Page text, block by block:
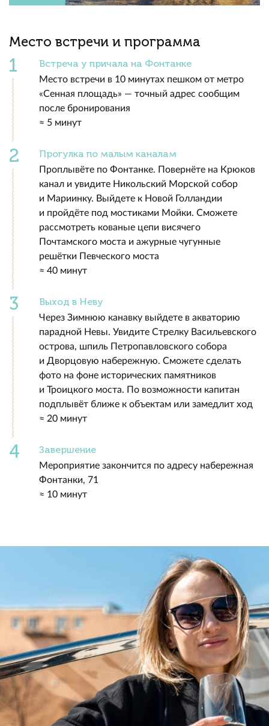
Место встречи и программа
Встреча у причала на Фонтанке
Место встречи в 10 минутах пешком от метро
«Сенная площадь» — точный адрес сообщим
после бронирования
≈ 5 минут
Прогулка по малым каналам
Проплывёте по Фонтанке. Повернёте на Крюков
канал и увидите Никольский Морской собор
и Мариинку. Выйдете к Новой Голландии
и пройдёте под мостиками Мойки. Сможете
рассмотреть кованые цепи висячего
Почтамского моста и ажурные чугунные
решётки Певческого моста
≈ 40 минут
Выход в Неву
Через Зимнюю канавку выйдете в акваторию
парадной Невы. Увидите Стрелку Васильевского
острова, шпиль Петропавловского собора
и Дворцовую набережную. Сможете сделать
фото на фоне исторических памятников
и Троицкого моста. По возможности капитан
подплывёт ближе к объектам или замедлит ход
≈ 20 минут
Завершение
Мероприятие закончится по адресу набережная
Фонтанки, 71
≈ 10 минут